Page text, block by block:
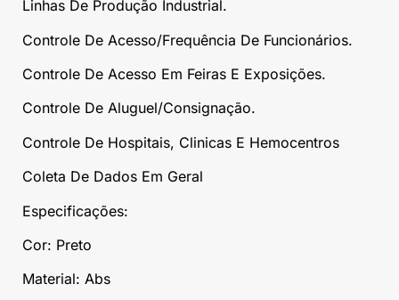
Linhas De Produção Industrial.
Controle De Acesso/Frequência De Funcionários.
Controle De Acesso Em Feiras E Exposições.
Controle De Aluguel/Consignação.
Controle De Hospitais, Clinicas E Hemocentros
Coleta De Dados Em Geral
Especificações:
Cor: Preto
Material: Abs